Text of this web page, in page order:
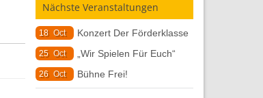
Nächste Veranstaltungen
18 Oct Konzert Der Förderklasse
25 Oct „Wir Spielen Für Euch“
26 Oct Bühne Frei!